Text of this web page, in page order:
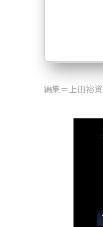
編集＝上田裕資